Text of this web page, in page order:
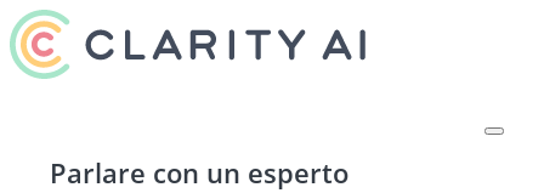
Parlare con un esperto